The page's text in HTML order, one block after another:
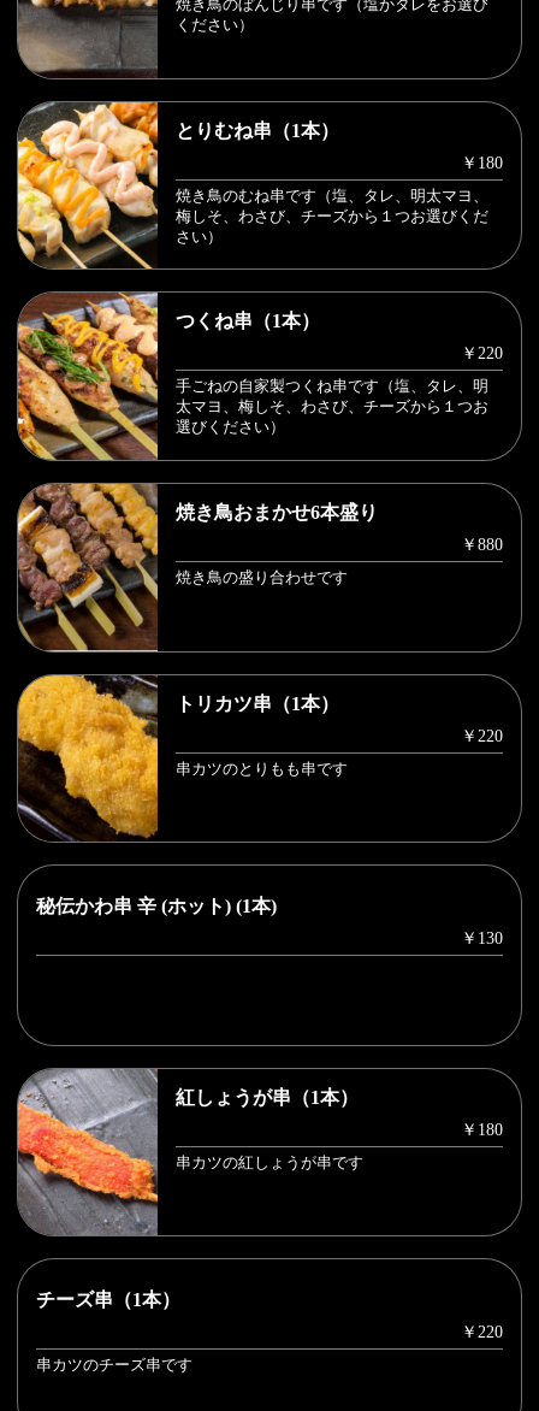
焼き鳥のぼんじり串です（塩かタレをお選び
ください）
とりむね串（1本）
￥180
焼き鳥のむね串です（塩、タレ、明太マヨ、
梅しそ、わさび、チーズから１つお選びくだ
さい）
つくね串（1本）
￥220
手ごねの自家製つくね串です（塩、タレ、明
太マヨ、梅しそ、わさび、チーズから１つお
選びください）
焼き鳥おまかせ6本盛り
￥880
焼き鳥の盛り合わせです
トリカツ串（1本）
￥220
串カツのとりもも串です
秘伝かわ串 辛 (ホット) (1本)
￥130
紅しょうが串（1本）
￥180
串カツの紅しょうが串です
チーズ串（1本）
￥220
串カツのチーズ串です